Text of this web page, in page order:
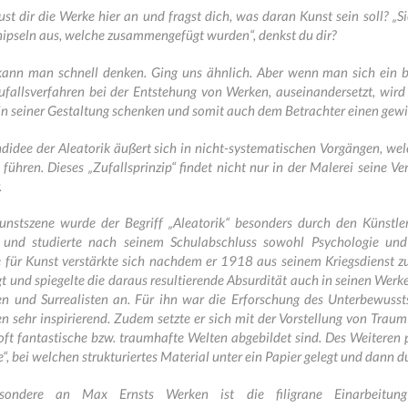
dir die Werke hier an und fragst dich, was daran Kunst sein soll?
aus, welche zusammengefügt wurden“, denkst du dir?
man schnell denken. Ging uns ähnlich. Aber wenn man sich
bei der Entstehung von Werken, auseinandersetzt,
seiner Gestaltung schenken und somit auch dem Betrachter einen
der Aleatorik äußert sich in nicht-systematischen Vorgängen,
führen. Dieses „Zufallsprinzip“ findet nicht nur in der Malerei seine
wurde der Begriff „Aleatorik“ besonders durch den
und studierte nach seinem Schulabschluss sowohl Psychologie
für Kunst verstärkte sich nachdem er 1918 aus seinem Kriegsdienst
und spiegelte die daraus resultierende Absurdität auch in seinen
und Surrealisten an. Für ihn war die Erforschung des
sehr inspirierend. Zudem setzte er sich mit der Vorstellung von
fantastische bzw. traumhafte Welten abgebildet sind. Des Weiteren
bei welchen strukturiertes Material unter ein Papier gelegt und dann
an Max Ernsts Werken ist die filigrane Einarbeitung